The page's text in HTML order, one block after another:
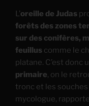
L’oreille de Judas
forêts des zones
sur des conifères,
feuillus comme le
platane. C’est donc
primaire, on le
tronc et les
mycologue,